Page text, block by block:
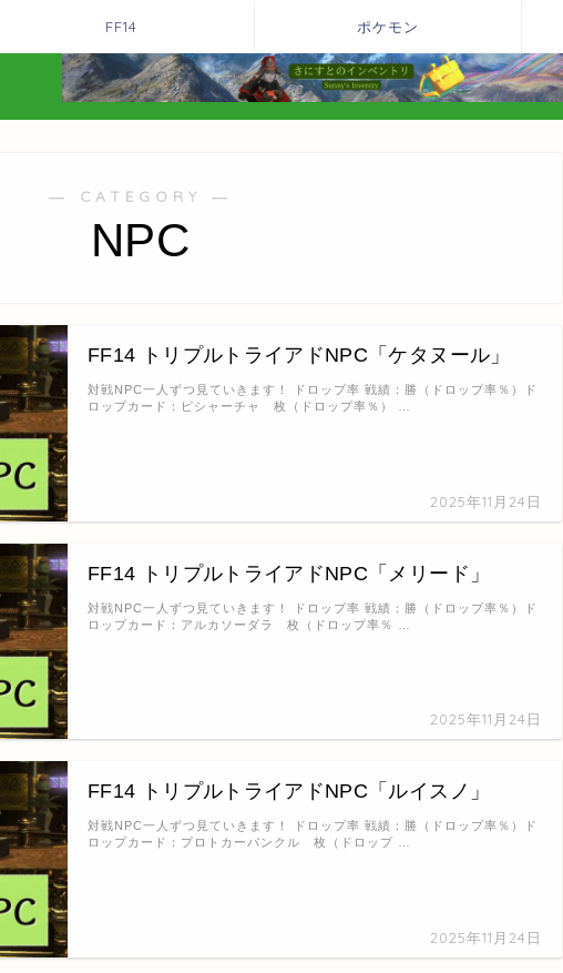
FF14 ポケモン
― CATEGORY ―
NPC
FF14 トリプルトライアドNPC「ケタヌール」
2025年11月24日
対戦NPC一人ずつ見ていきます！ ドロップ率 戦績：勝（ドロップ率％）ド
ロップカード：ピシャーチャ 枚（ドロップ率％） …
FF14 トリプルトライアドNPC「メリード」
2025年11月24日
対戦NPC一人ずつ見ていきます！ ドロップ率 戦績：勝（ドロップ率％）ド
ロップカード：アルカソーダラ 枚（ドロップ率％ …
FF14 トリプルトライアドNPC「ルイスノ」
2025年11月24日
対戦NPC一人ずつ見ていきます！ ドロップ率 戦績：勝（ドロップ率％）ド
ロップカード：プロトカーバンクル 枚（ドロップ …